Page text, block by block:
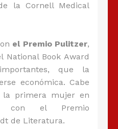
la Cornell Medical
el Premio Pulitzer,
National Book Award
que la
económica. Cabe
primera mujer en
con el Premio
de Literatura.